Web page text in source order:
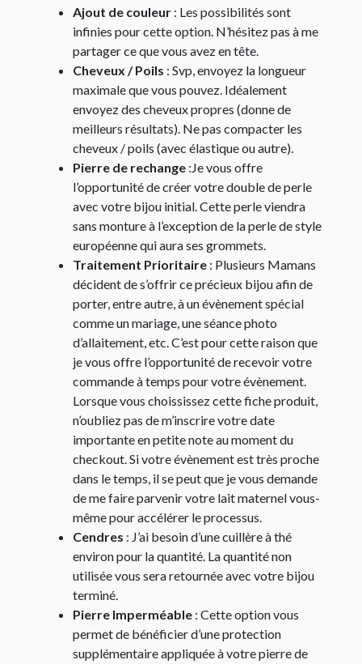
Ajout de couleur : Les possibilités sont
infinies pour cette option. N’hésitez pas à me
partager ce que vous avez en tête.
Cheveux / Poils : Svp, envoyez la longueur
maximale que vous pouvez. Idéalement
envoyez des cheveux propres (donne de
meilleurs résultats). Ne pas compacter les
cheveux / poils (avec élastique ou autre).
Pierre de rechange :Je vous offre
l’opportunité de créer votre double de perle
avec votre bijou initial. Cette perle viendra
sans monture à l’exception de la perle de style
européenne qui aura ses grommets.
Traitement Prioritaire : Plusieurs Mamans
décident de s’offrir ce précieux bijou afin de
porter, entre autre, à un évènement spécial
comme un mariage, une séance photo
d’allaitement, etc. C’est pour cette raison que
je vous offre l’opportunité de recevoir votre
commande à temps pour votre évènement.
Lorsque vous choississez cette fiche produit,
n’oubliez pas de m’inscrire votre date
importante en petite note au moment du
checkout. Si votre évènement est très proche
dans le temps, il se peut que je vous demande
de me faire parvenir votre lait maternel vous-
même pour accélérer le processus.
Cendres : J’ai besoin d’une cuillère à thé
environ pour la quantité. La quantité non
utilisée vous sera retournée avec votre bijou
terminé.
Pierre Imperméable : Cette option vous
permet de bénéficier d’une protection
supplémentaire appliquée à votre pierre de